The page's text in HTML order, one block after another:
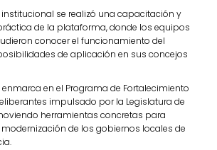
institucional se realizó una capacitación y
de la plataforma, donde los equipos
conocer el funcionamiento del
de aplicación en sus concejos
enmarca en el Programa de Fortalecimiento
impulsado por la Legislatura de
herramientas concretas para
de los gobiernos locales de